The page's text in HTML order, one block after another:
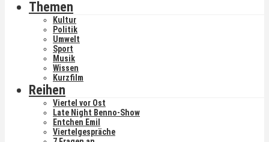
Themen
Kultur
Politik
Umwelt
Sport
Musik
Wissen
Kurzfilm
Reihen
Viertel vor Ost
Late Night Benno-Show
Entchen Emil
Viertelgespräche